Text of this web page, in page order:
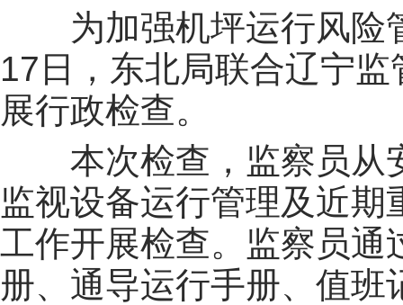
为加强机坪运行风险
17日，东北局联合辽宁
展行政检查。
本次检查，监察员从
监视设备运行管理及近
工作开展检查。监察员通
册、 通导运行手册、值班